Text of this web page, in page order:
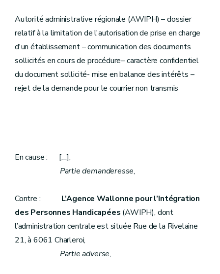
Autorité administrative régionale (AWIPH) – dossier
relatif à la limitation de l'autorisation de prise en charge
d'un établissement – communication des documents
sollicités en cours de procédure– caractère confidentiel
du document sollicité- mise en balance des intérêts –
rejet de la demande pour le courrier non transmis
En cause : […],
Partie demanderesse,
Contre :
L’Agence Wallonne pour l’Intégration
des Personnes Handicapées (AWIPH), dont
l’administration centrale est située Rue de la Rivelaine
21, à 6061 Charleroi,
Partie adverse,